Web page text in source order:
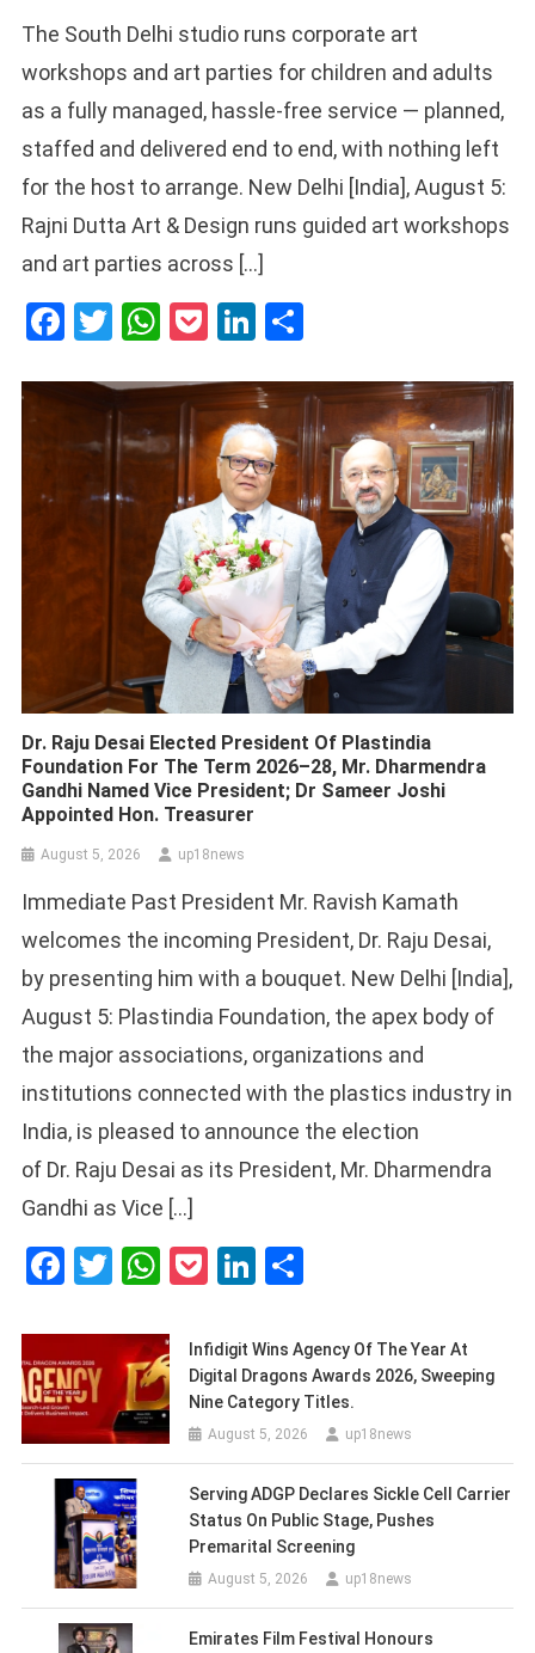
The South Delhi studio runs corporate art
workshops and art parties for children and adults
as a fully managed, hassle-free service — planned,
staffed and delivered end to end, with nothing left
for the host to arrange. New Delhi [India], August 5:
Rajni Dutta Art & Design runs guided art workshops
and art parties across […]
Facebook
Twitter
WhatsApp
PocketLinkedIn
Dr. Raju Desai Elected President Of Plastindia
Foundation For The Term 2026–28, Mr. Dharmendra
Gandhi Named Vice President; Dr Sameer Joshi
Appointed Hon. Treasurer
August 5, 2026 up18news
Immediate Past President Mr. Ravish Kamath
welcomes the incoming President, Dr. Raju Desai,
by presenting him with a bouquet. New Delhi [India],
August 5: Plastindia Foundation, the apex body of
the major associations, organizations and
institutions connected with the plastics industry in
India, is pleased to announce the election
of Dr. Raju Desai as its President, Mr. Dharmendra
Gandhi as Vice […]
Facebook
Twitter
WhatsApp
PocketLinkedIn
Infidigit Wins Agency Of The Year At
Digital Dragons Awards 2026, Sweeping
Nine Category Titles.
August 5, 2026 up18news
Serving ADGP Declares Sickle Cell Carrier
Status On Public Stage, Pushes
Premarital Screening
August 5, 2026 up18news
Emirates Film Festival Honours